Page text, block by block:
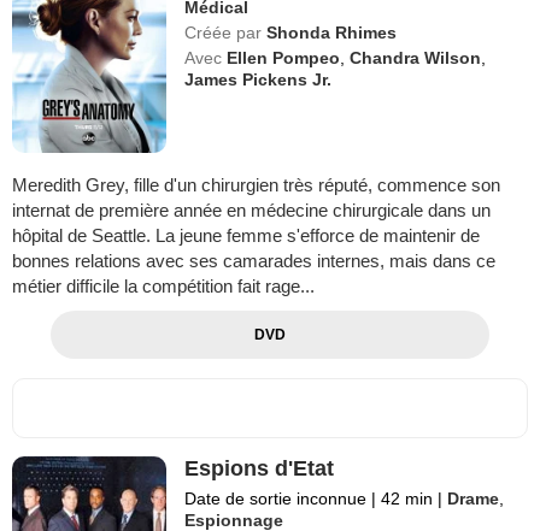
Médical
Créée par Shonda Rhimes
Avec Ellen Pompeo ,Chandra Wilson
James Pickens Jr.
Meredith Grey, fille d'un chirurgien très réputé, commence son
internat de première année en médecine chirurgicale dans un
hôpital de Seattle. La jeune femme s'efforce de maintenir de
bonnes relations avec ses camarades internes, mais dans ce
métier difficile la compétition fait rage...
DVD
Espions d'Etat
Date de sortie inconnue | 42 min | Drame
Espionnage